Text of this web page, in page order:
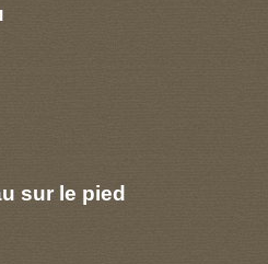
sur le pied